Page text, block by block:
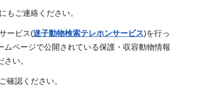
にもご連絡ください。
ービス(迷子動物検索テレホンサービス)を行っ
ページで公開されている保護・収容動物情報
い。
確認ください。